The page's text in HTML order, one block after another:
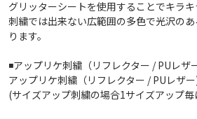
グリッターシートを使用することでキラ
刺繍では出来ない広範囲の多色で光沢の
ります。
◾️アップリケ刺繍（リフレクター / PUレザ
アップリケ刺繍（リフレクター / PUレザ
(サイズアップ刺繍の場合1サイズアップ